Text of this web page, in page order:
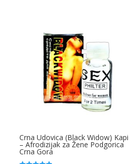
Crna Udovica (Black Widow) Kapi
– Afrodizijak za Žene Podgorica
Crna Gora